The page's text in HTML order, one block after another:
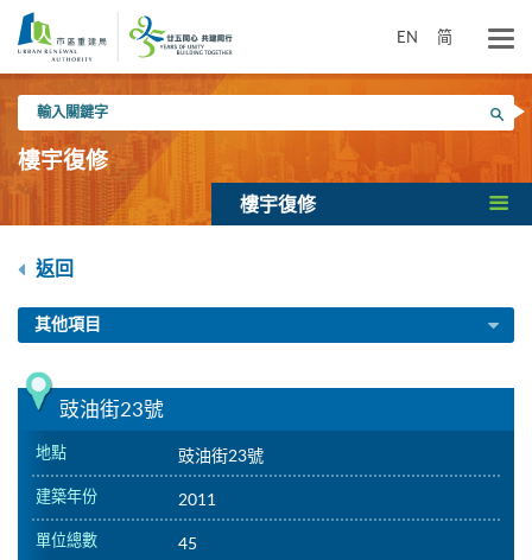
內
EN 简
入
關
鍵
搜尋
樓宇復修
樓宇復修
返回
其他項目
豉油街23號
地點 豉油街23號
建築年份 2011
單位總數 45